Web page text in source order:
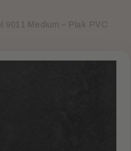
Medium – Plak PVC